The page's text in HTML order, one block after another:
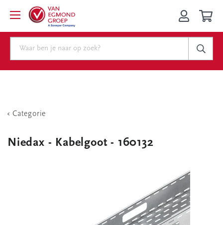
Categorie
Niedax - Kabelgoot - 160132